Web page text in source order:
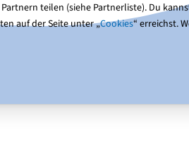
teilen (siehe Partnerliste). Du
auf der Seite unter „Cookies“ erreichst.